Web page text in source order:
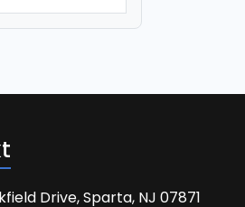
Drive, Sparta, NJ 07871